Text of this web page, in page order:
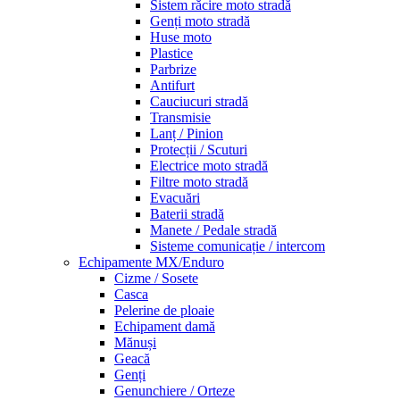
Sistem răcire moto stradă
Genți moto stradă
Huse moto
Plastice
Parbrize
Antifurt
Cauciucuri stradă
Transmisie
Lanț / Pinion
Protecții / Scuturi
Electrice moto stradă
Filtre moto stradă
Evacuări
Baterii stradă
Manete / Pedale stradă
Sisteme comunicație / intercom
Echipamente MX/Enduro
Cizme / Sosete
Casca
Pelerine de ploaie
Echipament damă
Mănuși
Geacă
Genți
Genunchiere / Orteze